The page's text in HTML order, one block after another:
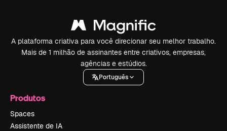
A plataforma criativa para você direcionar seu melhor trabalho.
Mais de 1 milhão de assinantes entre criativos, empresas,
agências e estúdios.
Português
Produtos
Spaces
Assistente de IA